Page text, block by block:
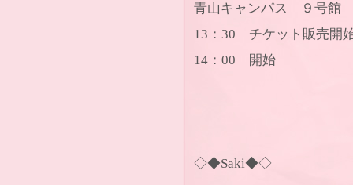
青山キャンパス ９号
13：30 チケット販売開
14：00 開始
◇◆Saki◆◇